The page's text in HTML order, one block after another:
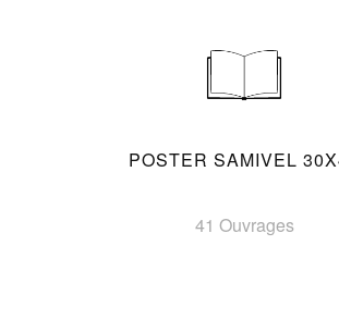
POSTER SAMIVEL
41 Ouvrages